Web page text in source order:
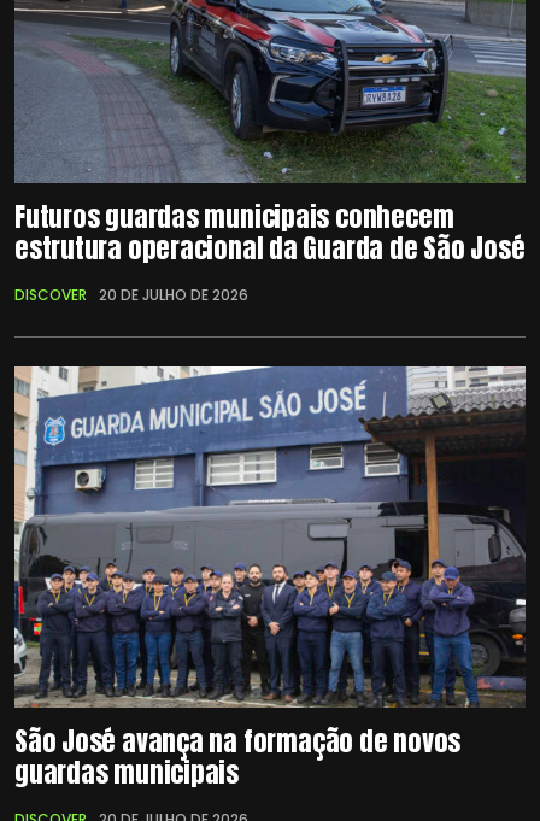
Futuros guardas municipais conhecem
estrutura operacional da Guarda de São José
DISCOVER 20 DE JULHO DE 2026
São José avança na formação de novos
guardas municipais